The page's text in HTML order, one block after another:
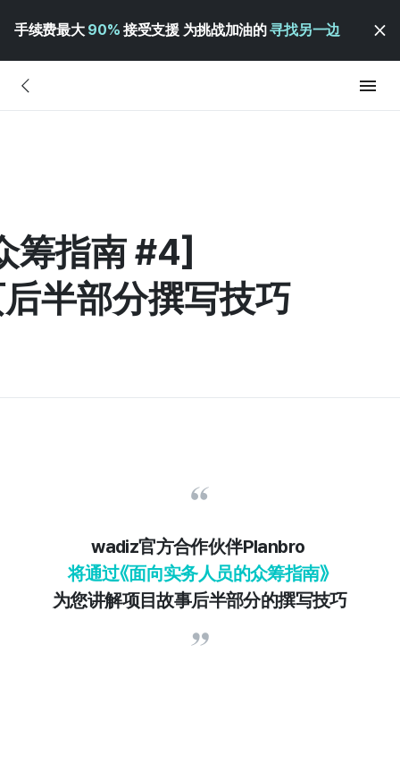
手续费最大 90% 接受支援 为挑战加油的寻找另一边
筹指南 #4]
半部分撰写技巧
wadiz官方合作伙伴Planbro
将通过《面向实务人员的众筹指南》
为您讲解项目故事后半部分的撰写技巧